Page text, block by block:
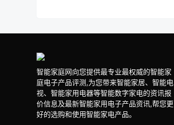
智能家庭网向您提供最专业最权威的智能家
庭电子产品评测,为您带来智能家居、智能电
视、智能家用电器等智能数字家电的资讯报
价信息及最新智能家用电子产品资讯,帮您更
好的选购和使用智能家电产品。